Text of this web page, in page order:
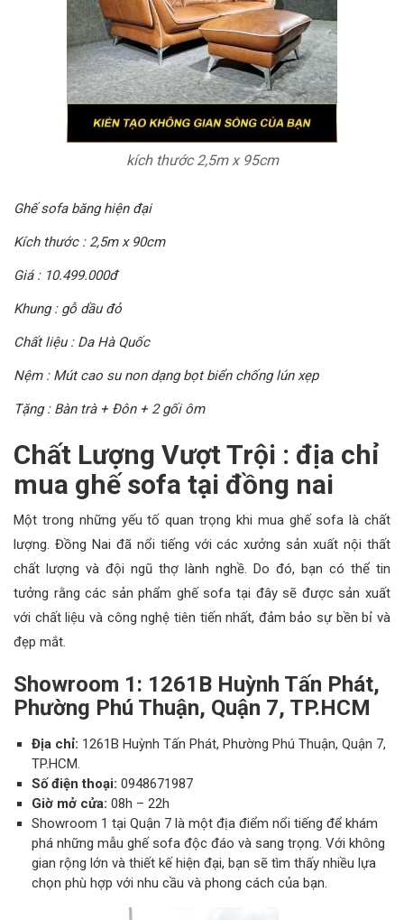
kích thước 2,5m x 95cm
Ghế sofa băng hiện đại
Kích thước : 2,5m x 90cm
Giá : 10.499.000đ
Khung : gỗ dầu đỏ
Chất liệu : Da Hà Quốc
Nệm : Mút cao su non dạng bọt biển chống lún xẹp
Tặng : Bàn trà + Đôn + 2 gối ôm
Chất Lượng Vượt Trội : địa chỉ
mua ghế sofa tại đồng nai
Một trong những yếu tố quan trọng khi mua ghế sofa là chất
lượng. Đồng Nai đã nổi tiếng với các xưởng sản xuất nội thất
chất lượng và đội ngũ thợ lành nghề. Do đó, bạn có thể tin
tưởng rằng các sản phẩm ghế sofa tại đây sẽ được sản xuất
với chất liệu và công nghệ tiên tiến nhất, đảm bảo sự bền bỉ và
đẹp mắt.
Showroom 1: 1261B Huỳnh Tấn Phát,
Phường Phú Thuận, Quận 7, TP.HCM
Địa chỉ: 1261B Huỳnh Tấn Phát, Phường Phú Thuận, Quận 7,
TP.HCM.
Số điện thoại: 0948671987
Giờ mở cửa: 08h – 22h
Showroom 1 tại Quận 7 là một địa điểm nổi tiếng để khám
phá những mẫu ghế sofa độc đáo và sang trọng. Với không
gian rộng lớn và thiết kế hiện đại, bạn sẽ tìm thấy nhiều lựa
chọn phù hợp với nhu cầu và phong cách của bạn.